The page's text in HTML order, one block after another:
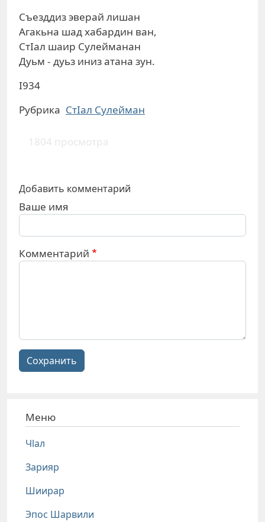
Съезддиз эверай лишан
Агакьна шад хабардин ван,
СтIал шаир Сулейманан
Дуьм - дуьз иниз атана зун.
I934
Рубрика СтIал Сулейман
1804 просмотра
Добавить комментарий
Ваше имя
Комментарий
Сохранить
Меню
Чlал
Зарияр
Шиирар
Эпос Шарвили